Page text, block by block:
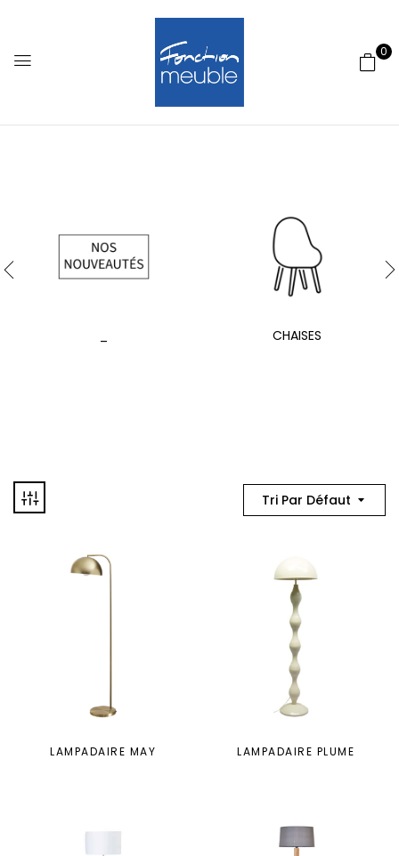
0
CHAISES
Tri Par Défaut
LAMPADAIRE MAY LAMPADAIRE PLUME